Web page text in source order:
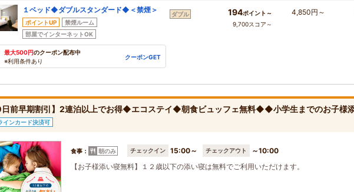
１ベッド◆ダブルスタンダード◆＜禁煙＞
ポイントUP
禁煙ルーム
部屋でインターネットOK
最大500円のクーポン配布中
※利用条件あり
クーポンGET
ダブル 194ポイント～
9,700スコア～
4,850円～
前早期割引】2連泊以上でお得◆エコステイ◆朝食ビュッフェ無料◆◆小学生までのお子様
インカード決済可
食事： 朝のみ チェックイン 15:00～ チェックアウト
～10:00
【お子様添い寝無料】１２歳以下の添い寝は無料でご利用いただけます。